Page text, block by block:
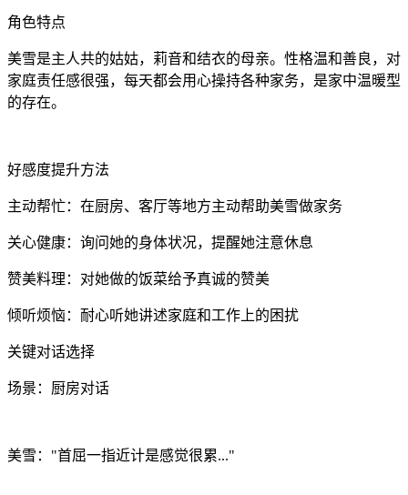
角色特点
美雪是主人共的姑姑，莉音和结衣的母亲。性格温和善良，对
家庭责任感很强，每天都会用心操持各种家务，是家中温暖型
的存在。
好感度提升方法
主动帮忙：在厨房、客厅等地方主动帮助美雪做家务
关心健康：询问她的身体状况，提醒她注意休息
赞美料理：对她做的饭菜给予真诚的赞美
倾听烦恼：耐心听她讲述家庭和工作上的困扰
关键对话选择
场景：厨房对话
美雪："首屈一指近计是感觉很累..."